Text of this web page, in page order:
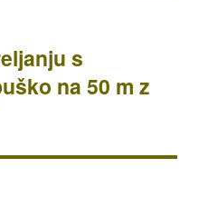
s
na 50 m z